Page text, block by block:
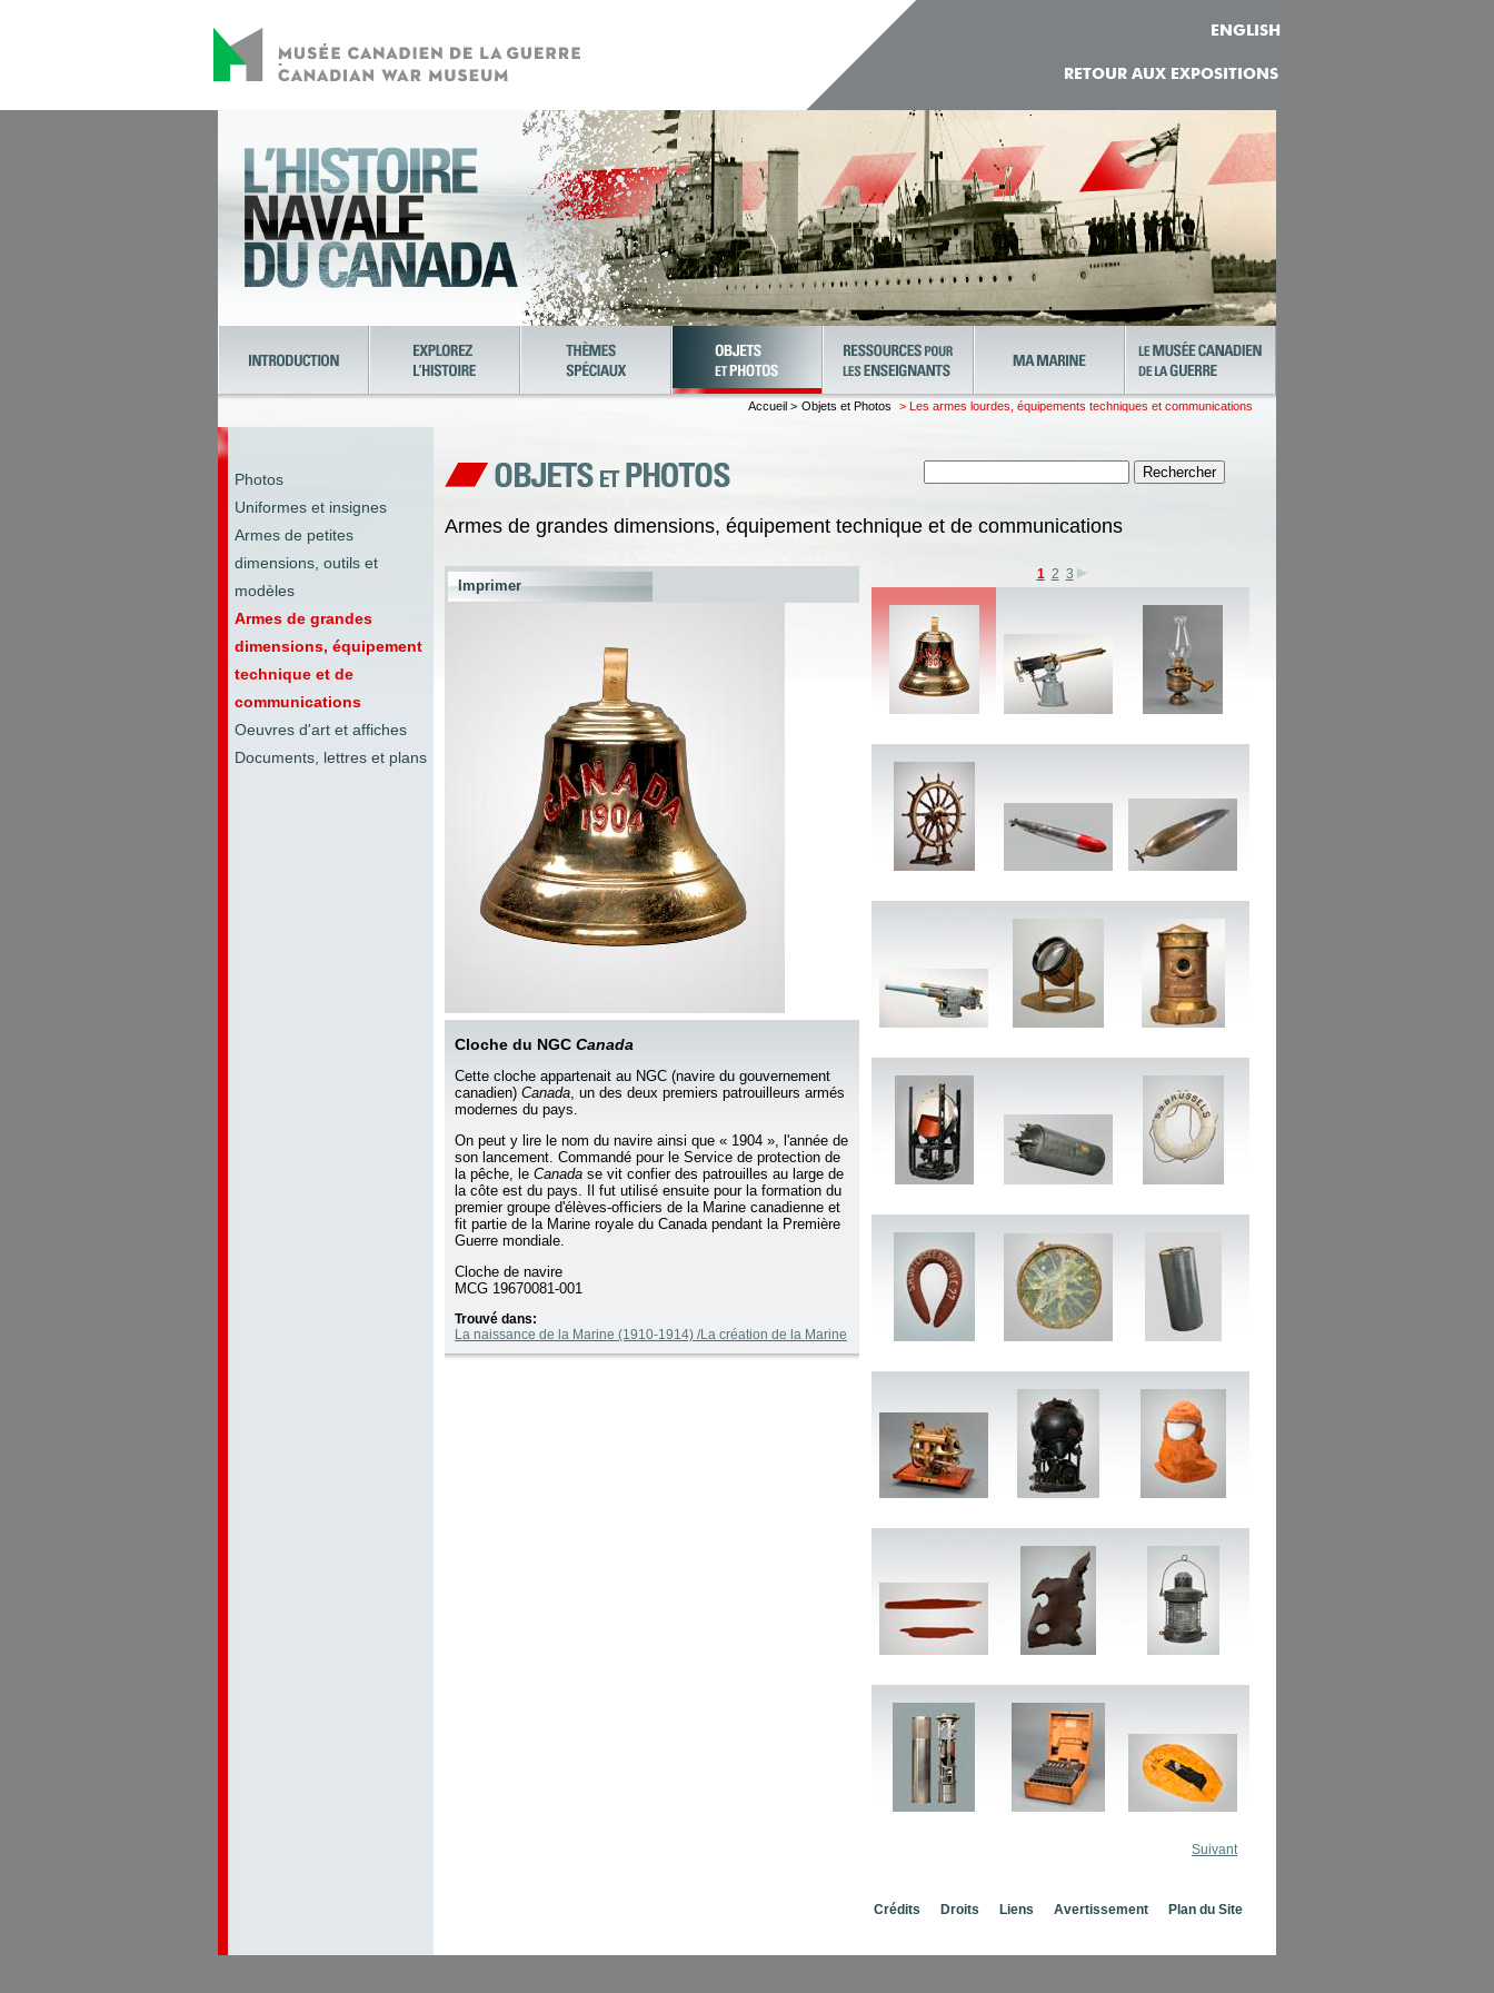
ENGLISH
RETOUR AUX EXPOSITIONS
Accueil > Objets et Photos > Les armes lourdes, équipements techniques et communications
Photos
Uniformes et insignes
Armes de petites
dimensions, outils et
modèles
Armes de grandes
dimensions, équipement
technique et de
communications
Oeuvres d'art et affiches
Documents, lettres et plans
Armes de grandes dimensions, équipement technique et de communications
Imprimer
Cloche du NGC Canada
Cette cloche appartenait au NGC (navire du gouvernement
canadien) Canada, un des deux premiers patrouilleurs armés
modernes du pays.
On peut y lire le nom du navire ainsi que « 1904 », l'année de
son lancement. Commandé pour le Service de protection de
la pêche, le Canada se vit confier des patrouilles au large de
la côte est du pays. Il fut utilisé ensuite pour la formation du
premier groupe d'élèves-officiers de la Marine canadienne et
fit partie de la Marine royale du Canada pendant la Première
Guerre mondiale.
Cloche de navire
MCG 19670081-001
Trouvé dans:
La naissance de la Marine (1910-1914) /La création de la Marine
1 2 3
Suivant
Crédits Droits Liens Avertissement Plan du Site